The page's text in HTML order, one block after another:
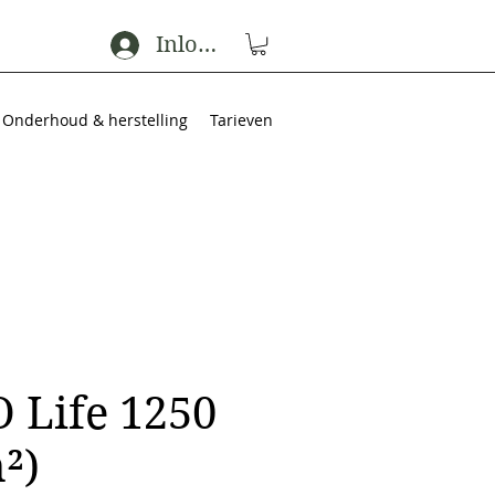
Inloggen
Onderhoud & herstelling Tarieven
Life 1250